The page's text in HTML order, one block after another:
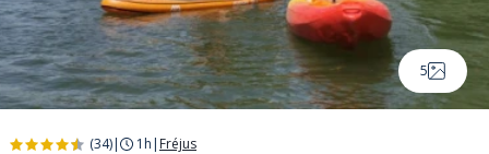
5
(34)| 1h | Fréjus